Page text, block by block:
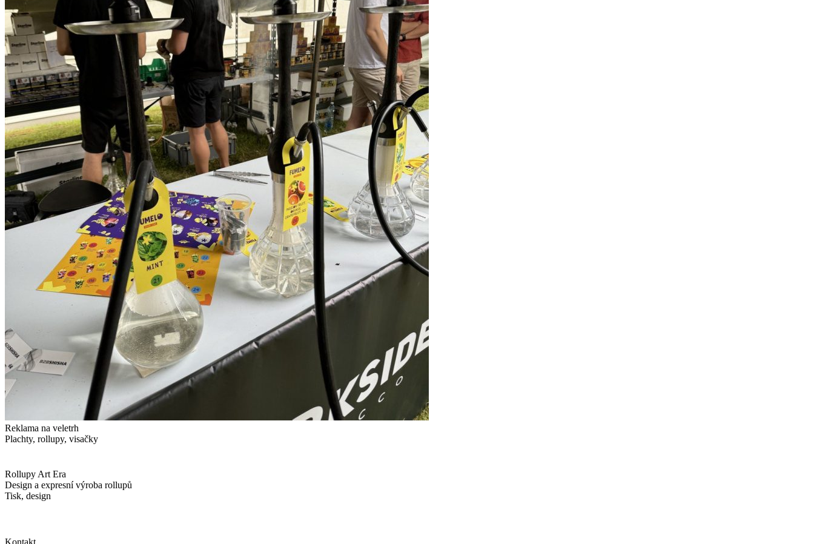
Reklama na veletrh
Plachty, rollupy, visačky
Rollupy Art Era
Design a expresní výroba rollupů
Tisk, design
Kontakt